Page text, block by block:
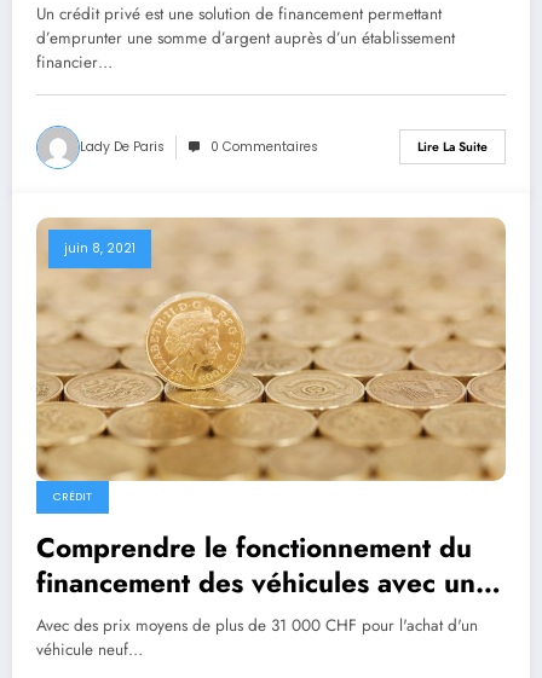
Un crédit privé est une solution de financement permettant
d’emprunter une somme d’argent auprès d’un établissement
financier…
Lady De Paris 0 Commentaires Lire La Suite
juin 8, 2021
CRÉDIT
Comprendre le fonctionnement du
financement des véhicules avec un
Rachat de crédit en Suisse
Avec des prix moyens de plus de 31 000 CHF pour l'achat d'un
véhicule neuf…